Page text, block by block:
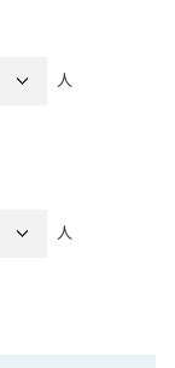
人
人